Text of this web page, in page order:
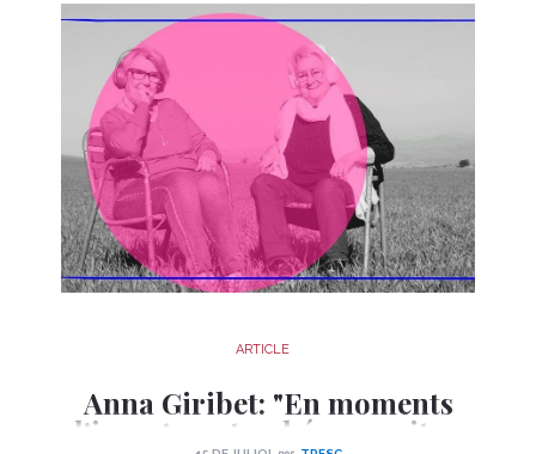
ARTICLE
Anna Giribet: "En moments
d'incertesa, també necessitem